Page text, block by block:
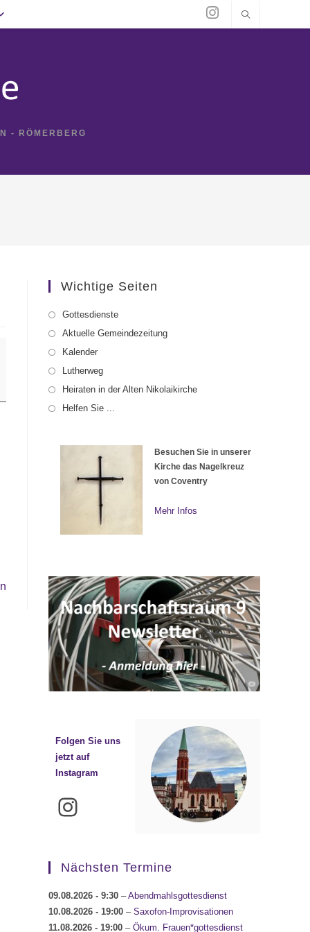
- RÖMERBERG
Wichtige Seiten
Gottesdienste
Aktuelle Gemeindezeitung
Kalender
Lutherweg
Heiraten in der Alten Nikolaikirche
Helfen Sie ...
Besuchen Sie in unserer
Kirche das Nagelkreuz
von Coventry
Mehr Infos
Folgen Sie uns
jetzt auf
Instagram
Instagram
Nächsten Termine
09.08.2026 - 9:30 –Abendmahlsgottesdienst
10.08.2026 - 19:00 – Saxofon-Improvisationen
11.08.2026 - 19:00 – Ökum. Frauen*gottesdienst